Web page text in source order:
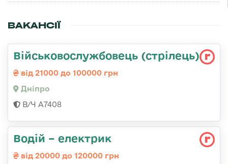
ВАКАНСІЇ
Військовослужбовець (стрілець)
від 21000 до 100000 грн
Дніпро
В/Ч А7408
Водій – електрик
від 20000 до 120000 грн